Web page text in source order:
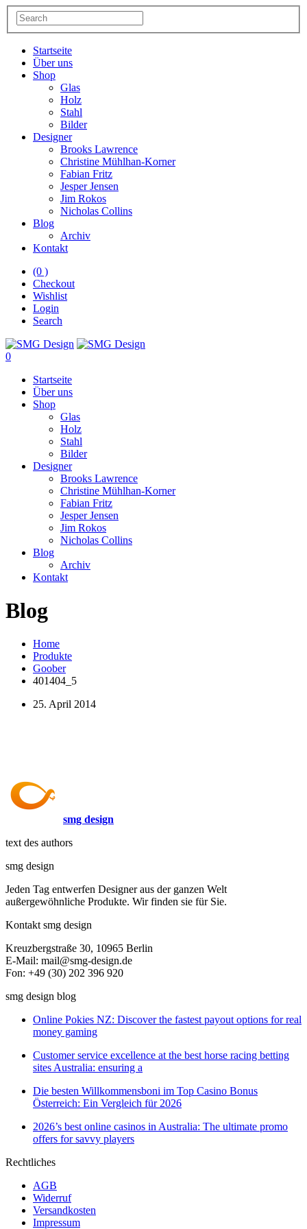
Startseite
Über uns
Shop
Glas
Holz
Stahl
Bilder
Designer
Brooks Lawrence
Christine Mühlhan-Korner
Fabian Fritz
Jesper Jensen
Jim Rokos
Nicholas Collins
Blog
Archiv
Kontakt
(0 )
Checkout
Wishlist
Login
Search
0
Startseite
Über uns
Shop
Glas
Holz
Stahl
Bilder
Designer
Brooks Lawrence
Christine Mühlhan-Korner
Fabian Fritz
Jesper Jensen
Jim Rokos
Nicholas Collins
Blog
Archiv
Kontakt
Blog
Home
Produkte
Goober
401404_5
25. April 2014
smg design
text des authors
smg design
Jeden Tag entwerfen Designer aus der ganzen Welt
außergewöhnliche Produkte. Wir finden sie für Sie.
Kontakt smg design
Kreuzbergstraße 30, 10965 Berlin
E-Mail: mail@smg-design.de
Fon: +49 (30) 202 396 920
smg design blog
Online Pokies NZ: Discover the fastest payout options for real
money gaming
Customer service excellence at the best horse racing betting
sites Australia: ensuring a
Die besten Willkommensboni im Top Casino Bonus
Österreich: Ein Vergleich für 2026
2026’s best online casinos in Australia: The ultimate promo
offers for savvy players
Rechtliches
AGB
Widerruf
Versandkosten
Impressum